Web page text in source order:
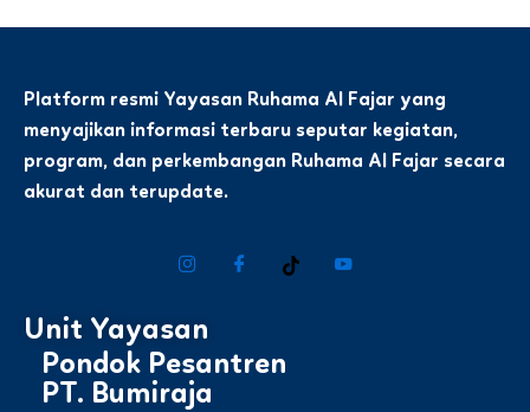
Platform resmi Yayasan Ruhama Al Fajar yang
menyajikan informasi terbaru seputar kegiatan,
program, dan perkembangan Ruhama Al Fajar secara
akurat dan terupdate.
Unit Yayasan
Pondok Pesantren
PT. Bumiraja